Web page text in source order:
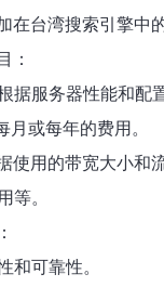
台湾搜索引擎中
：
服务器性能和配
或每年的费用。
用的带宽大小和
等。
和可靠性。